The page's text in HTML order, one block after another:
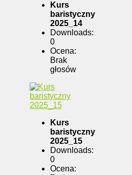
Kurs
baristyczny
2025_14
Downloads:
0
Ocena:
Brak
głosów
Kurs
baristyczny
2025_15
Downloads:
0
Ocena: